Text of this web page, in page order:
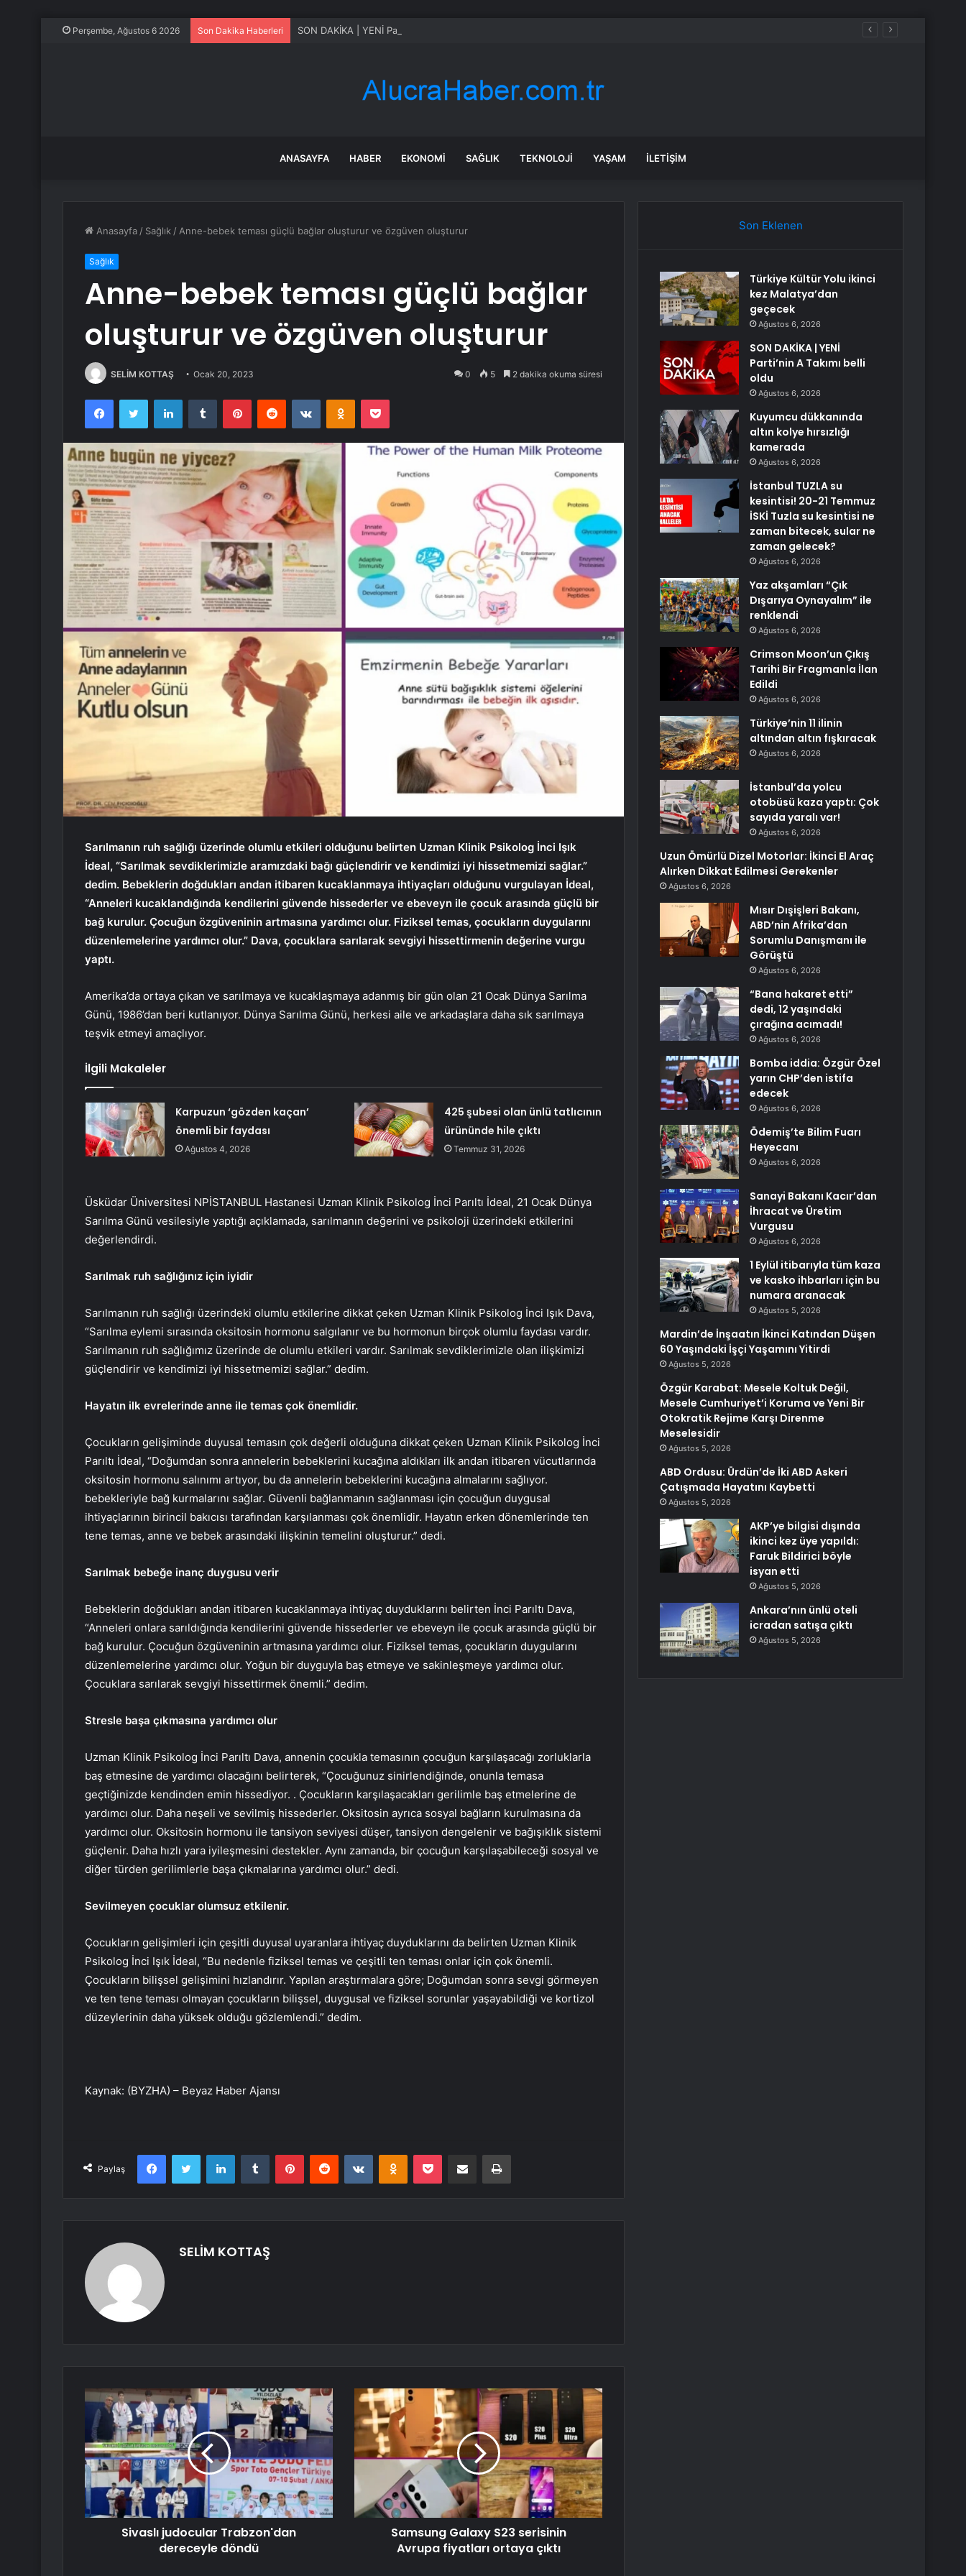
Perşembe, Ağustos 6 2026 Son Dakika Haberleri SON DAKİKA | YENİ Parti’nin A Takımı belli oldu
ANASAYFA HABER EKONOMI SAĞLIK TEKNOLOJI YAŞAM İLETIŞIM
Anasayfa / Sağlık / Anne-bebek teması güçlü bağlar oluşturur ve özgüven oluşturur
Sağlık
Anne-bebek teması güçlü bağlar
oluşturur ve özgüven oluşturur
SELİM KOTTAŞ Ocak 20, 2023 0 5 2 dakika okuma süresi
FacebookTwitter LinkedInTumblr PinterestReddit VKontakteOdnoklassniki
Pocket
Sarılmanın ruh sağlığı üzerinde olumlu etkileri olduğunu belirten Uzman Klinik Psikolog İnci Işık
İdeal, “Sarılmak sevdiklerimizle aramızdaki bağı güçlendirir ve kendimizi iyi hissetmemizi sağlar.”
dedim. Bebeklerin doğdukları andan itibaren kucaklanmaya ihtiyaçları olduğunu vurgulayan İdeal,
“Anneleri kucaklandığında kendilerini güvende hissederler ve ebeveyn ile çocuk arasında güçlü bir
bağ kurulur. Çocuğun özgüveninin artmasına yardımcı olur. Fiziksel temas, çocukların duygularını
düzenlemelerine yardımcı olur.” Dava, çocuklara sarılarak sevgiyi hissettirmenin değerine vurgu
yaptı.
Amerika’da ortaya çıkan ve sarılmaya ve kucaklaşmaya adanmış bir gün olan 21 Ocak Dünya Sarılma
Günü, 1986’dan beri kutlanıyor. Dünya Sarılma Günü, herkesi aile ve arkadaşlara daha sık sarılmaya
teşvik etmeyi amaçlıyor.
İlgili Makaleler
Karpuzun ‘gözden kaçan’
önemli bir faydası
Ağustos 4, 2026
425 şubesi olan ünlü tatlıcının
ürününde hile çıktı
Temmuz 31, 2026
Üsküdar Üniversitesi NPİSTANBUL Hastanesi Uzman Klinik Psikolog İnci Parıltı İdeal, 21 Ocak Dünya
Sarılma Günü vesilesiyle yaptığı açıklamada, sarılmanın değerini ve psikoloji üzerindeki etkilerini
değerlendirdi.
Sarılmak ruh sağlığınız için iyidir
Sarılmanın ruh sağlığı üzerindeki olumlu etkilerine dikkat çeken Uzman Klinik Psikolog İnci Işık Dava,
“Sarılma eylemi sırasında oksitosin hormonu salgılanır ve bu hormonun birçok olumlu faydası vardır.
Sarılmanın ruh sağlığımız üzerinde de olumlu etkileri vardır. Sarılmak sevdiklerimizle olan ilişkimizi
güçlendirir ve kendimizi iyi hissetmemizi sağlar.” dedim.
Hayatın ilk evrelerinde anne ile temas çok önemlidir.
Çocukların gelişiminde duyusal temasın çok değerli olduğuna dikkat çeken Uzman Klinik Psikolog İnci
Parıltı İdeal, “Doğumdan sonra annelerin bebeklerini kucağına aldıkları ilk andan itibaren vücutlarında
oksitosin hormonu salınımı artıyor, bu da annelerin bebeklerini kucağına almalarını sağlıyor.
bebekleriyle bağ kurmalarını sağlar. Güvenli bağlanmanın sağlanması için çocuğun duygusal
ihtiyaçlarının birincil bakıcısı tarafından karşılanması çok önemlidir. Hayatın erken dönemlerinde ten
tene temas, anne ve bebek arasındaki ilişkinin temelini oluşturur.” dedi.
Sarılmak bebeğe inanç duygusu verir
Bebeklerin doğdukları andan itibaren kucaklanmaya ihtiyaç duyduklarını belirten İnci Parıltı Dava,
“Anneleri onlara sarıldığında kendilerini güvende hissederler ve ebeveyn ile çocuk arasında güçlü bir
bağ kurulur. Çocuğun özgüveninin artmasına yardımcı olur. Fiziksel temas, çocukların duygularını
düzenlemelerine yardımcı olur. Yoğun bir duyguyla baş etmeye ve sakinleşmeye yardımcı olur.
Çocuklara sarılarak sevgiyi hissettirmek önemli.” dedim.
Stresle başa çıkmasına yardımcı olur
Uzman Klinik Psikolog İnci Parıltı Dava, annenin çocukla temasının çocuğun karşılaşacağı zorluklarla
baş etmesine de yardımcı olacağını belirterek, “Çocuğunuz sinirlendiğinde, onunla temasa
geçtiğinizde kendinden emin hissediyor. . Çocukların karşılaşacakları gerilimle baş etmelerine de
yardımcı olur. Daha neşeli ve sevilmiş hissederler. Oksitosin ayrıca sosyal bağların kurulmasına da
yardımcı olur. Oksitosin hormonu ile tansiyon seviyesi düşer, tansiyon dengelenir ve bağışıklık sistemi
güçlenir. Daha hızlı yara iyileşmesini destekler. Aynı zamanda, bir çocuğun karşılaşabileceği sosyal ve
diğer türden gerilimlerle başa çıkmalarına yardımcı olur.” dedi.
Sevilmeyen çocuklar olumsuz etkilenir.
Çocukların gelişimleri için çeşitli duyusal uyaranlara ihtiyaç duyduklarını da belirten Uzman Klinik
Psikolog İnci Işık İdeal, “Bu nedenle fiziksel temas ve çeşitli ten teması onlar için çok önemli.
Çocukların bilişsel gelişimini hızlandırır. Yapılan araştırmalara göre; Doğumdan sonra sevgi görmeyen
ve ten tene teması olmayan çocukların bilişsel, duygusal ve fiziksel sorunlar yaşayabildiği ve kortizol
düzeylerinin daha yüksek olduğu gözlemlendi.” dedim.
Kaynak: (BYZHA) – Beyaz Haber Ajansı
Paylaş
FacebookTwitter LinkedInTumblr PinterestReddit VKontakteOdnoklassniki
Pocket E-Posta ile paylaş Yazdır
SELİM KOTTAŞ
Sivaslı judocular Trabzon'dan
dereceyle döndü
Samsung Galaxy S23 serisinin
Avrupa fiyatları ortaya çıktı
Son Eklenen
Türkiye Kültür Yolu ikinci
kez Malatya’dan
geçecek
Ağustos 6, 2026
SON DAKİKA | YENİ
Parti’nin A Takımı belli
oldu
Ağustos 6, 2026
Kuyumcu dükkanında
altın kolye hırsızlığı
kamerada
Ağustos 6, 2026
İstanbul TUZLA su
kesintisi! 20-21 Temmuz
İSKİ Tuzla su kesintisi ne
zaman bitecek, sular ne
zaman gelecek?
Ağustos 6, 2026
Yaz akşamları “Çık
Dışarıya Oynayalım” ile
renklendi
Ağustos 6, 2026
Crimson Moon’un Çıkış
Tarihi Bir Fragmanla İlan
Edildi
Ağustos 6, 2026
Türkiye’nin 11 ilinin
altından altın fışkıracak
Ağustos 6, 2026
İstanbul’da yolcu
otobüsü kaza yaptı: Çok
sayıda yaralı var!
Ağustos 6, 2026
Uzun Ömürlü Dizel Motorlar: İkinci El Araç
Alırken Dikkat Edilmesi Gerekenler
Ağustos 6, 2026
Mısır Dışişleri Bakanı,
ABD’nin Afrika’dan
Sorumlu Danışmanı ile
Görüştü
Ağustos 6, 2026
“Bana hakaret etti”
dedi, 12 yaşındaki
çırağına acımadı!
Ağustos 6, 2026
Bomba iddia: Özgür Özel
yarın CHP’den istifa
edecek
Ağustos 6, 2026
Ödemiş’te Bilim Fuarı
Heyecanı
Ağustos 6, 2026
Sanayi Bakanı Kacır’dan
İhracat ve Üretim
Vurgusu
Ağustos 6, 2026
1 Eylül itibarıyla tüm kaza
ve kasko ihbarları için bu
numara aranacak
Ağustos 5, 2026
Mardin’de İnşaatın İkinci Katından Düşen
60 Yaşındaki İşçi Yaşamını Yitirdi
Ağustos 5, 2026
Özgür Karabat: Mesele Koltuk Değil,
Mesele Cumhuriyet’i Koruma ve Yeni Bir
Otokratik Rejime Karşı Direnme
Meselesidir
Ağustos 5, 2026
ABD Ordusu: Ürdün’de İki ABD Askeri
Çatışmada Hayatını Kaybetti
Ağustos 5, 2026
AKP’ye bilgisi dışında
ikinci kez üye yapıldı:
Faruk Bildirici böyle
isyan etti
Ağustos 5, 2026
Ankara’nın ünlü oteli
icradan satışa çıktı
Ağustos 5, 2026